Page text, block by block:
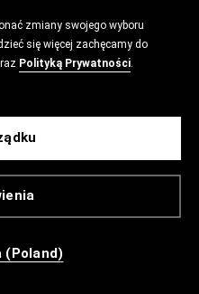
zmiany swojego wyboru
się więcej zachęcamy do
Polityką Prywatności.
(Poland)